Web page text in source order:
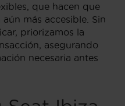
que hacen que
más accesible. Sin
priorizamos la
asegurando
necesaria antes